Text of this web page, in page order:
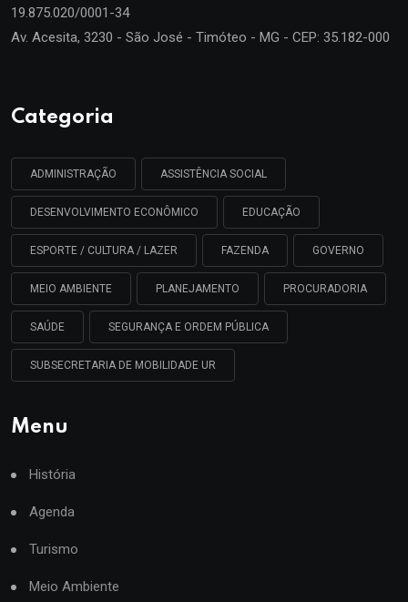
19.875.020/0001-34
Av. Acesita, 3230 - São José - Timóteo - MG - CEP: 35.182-000
Categoria
ADMINISTRAÇÃO ASSISTÊNCIA SOCIAL
DESENVOLVIMENTO ECONÔMICO EDUCAÇÃO
ESPORTE / CULTURA / LAZER FAZENDA GOVERNO
MEIO AMBIENTE PLANEJAMENTO PROCURADORIA
SAÚDE SEGURANÇA E ORDEM PÚBLICA
SUBSECRETARIA DE MOBILIDADE UR
Menu
História
Agenda
Turismo
Meio Ambiente